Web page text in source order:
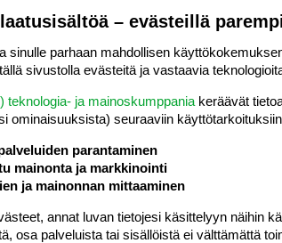
– evästeillä
sinulle parhaan mahdollisen
sivustolla evästeitä ja vastaavia
teknologia- ja mainoskumppania keräävät
ominaisuuk­sista) seuraaviin
parantaminen
mainonta ja markkinointi
ja mainonnan mittaaminen
annat luvan tietojesi käsittelyyn näihin
osa palveluista tai sisällöistä ei välttämättä